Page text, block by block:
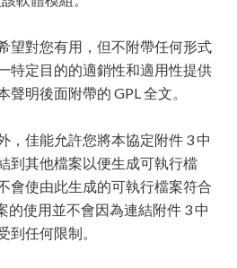
望對您有用，但不附帶任何形式
特定目的的適銷性和適用性提供
明後面附帶的 GPL 全文。
，佳能允許您將本協定附件 3 中
到其他檔案以便生成可執行檔
會使由此生成的可執行檔案符合
的使用並不會因為連結附件 3 中
到任何限制。